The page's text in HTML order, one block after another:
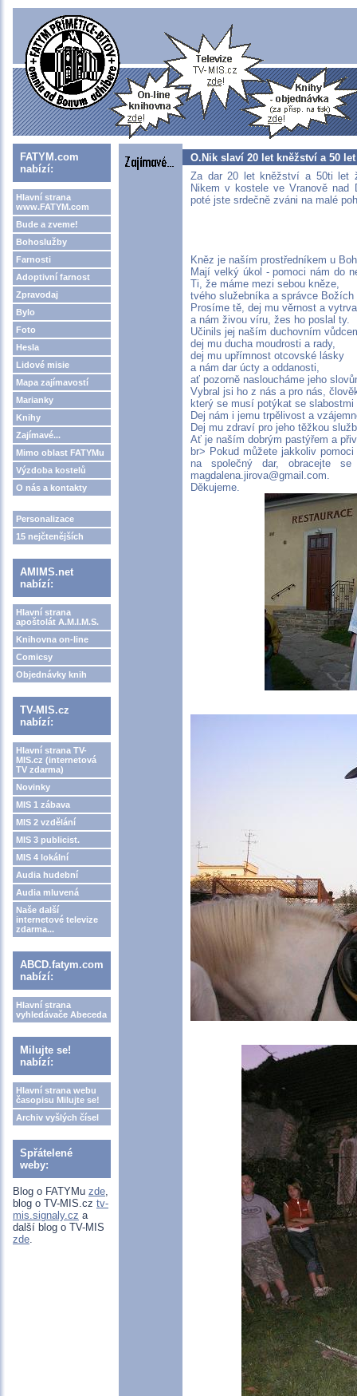
FATYM.com
nabízí:
Hlavní strana
www.FATYM.com
Bude a zveme!
Bohoslužby
Farnosti
Adoptivní farnost
Zpravodaj
Bylo
Foto
Hesla
Lidové misie
Mapa zajímavostí
Marianky
Knihy
Zajímavé...
Mimo oblast FATYMu
Výzdoba kostelů
O nás a kontakty
Personalizace
15 nejčtenějších
AMIMS.net
nabízí:
Hlavní strana
apoštolát A.M.I.M.S.
Knihovna on-line
Comicsy
Objednávky knih
TV-MIS.cz
nabízí:
Hlavní strana TV-
MIS.cz (internetová
TV zdarma)
Novinky
MIS 1 zábava
MIS 2 vzdělání
MIS 3 publicist.
MIS 4 lokální
Audia hudební
Audia mluvená
Naše další
internetové televize
zdarma...
ABCD.fatym.com
nabízí:
Hlavní strana
vyhledávače Abeceda
Milujte se!
nabízí:
Hlavní strana webu
časopisu Milujte se!
Archiv vyšlých čísel
Spřátelené
weby:
Blog o FATYMu zde,
blog o TV-MIS.cz tv-
mis.signaly.cz a
další blog o TV-MIS
zde.
O.Nik slaví 20 let kněžství a 50
Za dar 20 let kněžství a 50ti let
Nikem v kostele ve Vranově
poté jste srdečně zváni na malé
Kněz je naším prostředníkem u
Mají velký úkol - pomoci nám do
Ti, že máme mezi sebou kněze,
tvého služebníka a správce
Prosíme tě, dej mu věrnost a
a nám živou víru, žes ho poslal ty.
Učinils jej naším duchovním
dej mu ducha moudrosti a rady,
dej mu upřímnost otcovské lásky
a nám dar úcty a oddanosti,
ať pozorně nasloucháme jeho
Vybral jsi ho z nás a pro nás,
který se musí potýkat se
Dej nám i jemu trpělivost a
Dej mu zdraví pro jeho těžkou
Ať je naším dobrým pastýřem a
br> Pokud můžete jakkoliv
na společný dar, obracejte
magdalena.jirova@gmail.com.
Děkujeme.